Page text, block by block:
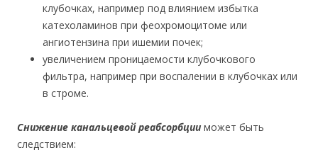
клубочках, например под влиянием избытка
катехоламинов при феохромоцитоме или
ангиотензина при ишемии почек;
увеличением проницаемости клубочкового
фильтра, например при воспалении в клубочках или
в строме.
Снижение канальцевой реабсорбции может быть
следствием: